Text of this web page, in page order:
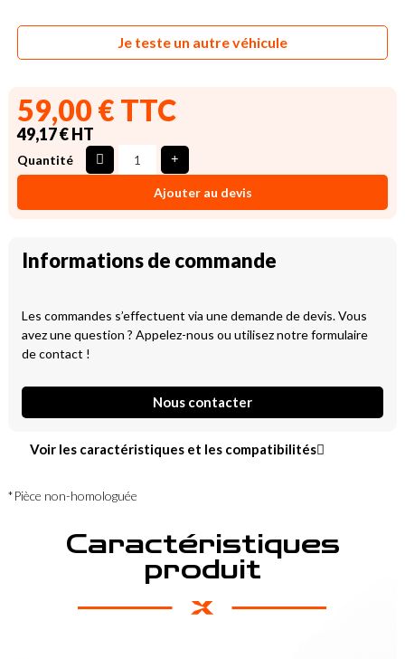
Je teste un autre véhicule
59,00 € TTC
49,17 € HT
Quantité
Ajouter au devis
Informations de commande
Les commandes s’effectuent via une demande de devis. Vous
avez une question ? Appelez-nous ou utilisez notre formulaire
de contact !
Nous contacter
Voir les caractéristiques et les compatibilités
*Pièce non-homologuée
Caractéristiques
produit